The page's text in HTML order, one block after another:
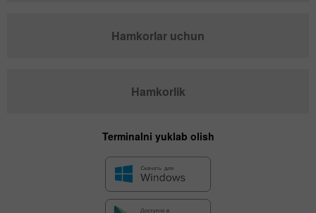
Hamkorlar uchun
Hamkorlik
Terminalni yuklab olish